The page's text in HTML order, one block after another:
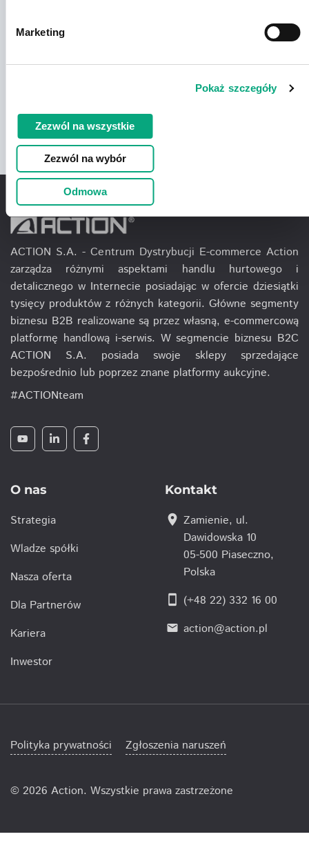
Marketing
Pokaż szczegóły
Zezwól na wszystkie
Zezwól na wybór
Odmowa
ACTION S.A. - Centrum Dystrybucji E-commerce Action
zarządza różnymi aspektami handlu hurtowego i
detalicznego w Internecie posiadając w ofercie dziesiątki
tysięcy produktów z różnych kategorii. Główne segmenty
biznesu B2B realizowane są przez własną, e-commercową
platformę handlową i-serwis. W segmencie biznesu B2C
ACTION S.A. posiada swoje sklepy sprzedające
bezpośrednio lub poprzez znane platformy aukcyjne.
#ACTIONteam
O nas
Strategia
Wladze spółki
Nasza oferta
Dla Partnerów
Kariera
Inwestor
Kontakt
location_on Zamienie, ul.
Dawidowska 10
05-500 Piaseczno,
Polska
smartphone (+48 22) 332 16 00
email action@action.pl
Polityka prywatności Zgłoszenia naruszeń
© 2026 Action. Wszystkie prawa zastrzeżone